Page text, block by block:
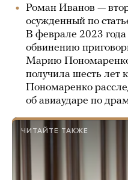
Роман Иванов —
осужденный по
В феврале 2023
обвинению
Марию Пономаренко
получила шесть лет
Пономаренко
об авиаударе по
ЧИТАЙТЕ ТАКЖЕ